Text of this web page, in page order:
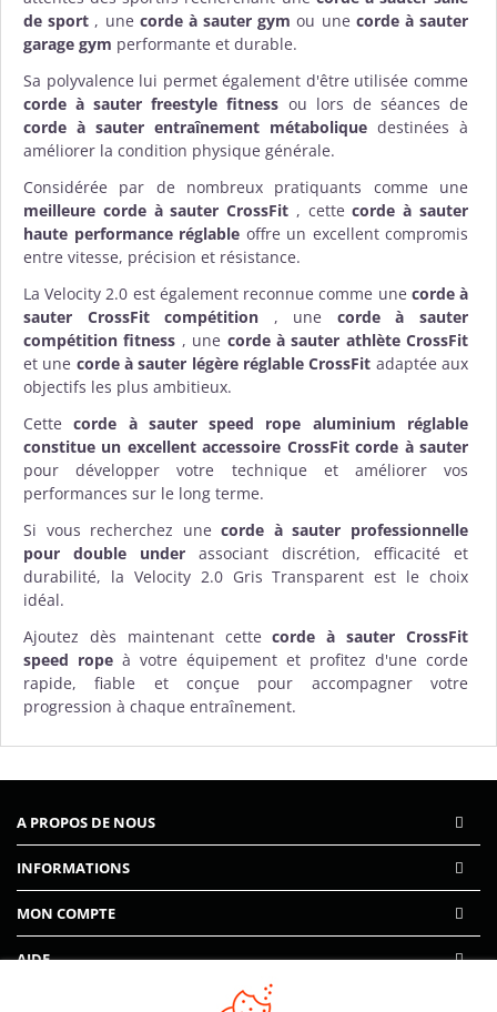
de sport , une corde à sauter gym ou une corde à sauter
garage gym performante et durable.
Sa polyvalence lui permet également d'être utilisée comme
corde à sauter freestyle fitness ou lors de séances de
corde à sauter entraînement métabolique destinées à
améliorer la condition physique générale.
Considérée par de nombreux pratiquants comme une
meilleure corde à sauter CrossFit , cettecorde à sauter
haute performance réglable offre un excellent compromis
entre vitesse, précision et résistance.
La Velocity 2.0 est également reconnue comme une corde à
sauter CrossFit compétition , une corde à sauter
compétition fitness , une corde à sauter athlète CrossFit
et une corde à sauter légère réglable CrossFit adaptée aux
objectifs les plus ambitieux.
Cettecorde à sauter speed rope aluminium réglable
constitue un excellentaccessoire CrossFitcorde à sauter
pour développer votre technique et améliorer vos
performances sur le long terme.
Si vous recherchez unecorde à sauter professionnelle
pour double under associant discrétion, efficacité et
durabilité, la Velocity 2.0 Gris Transparent est le choix
idéal.
Ajoutez dès maintenant cettecorde à sauter CrossFit
speed rope à votre équipement et profitez d'une corde
rapide, fiable et conçue pour accompagner votre
progression à chaque entraînement.
A PROPOS DE NOUS
INFORMATIONS
MON COMPTE
AIDE